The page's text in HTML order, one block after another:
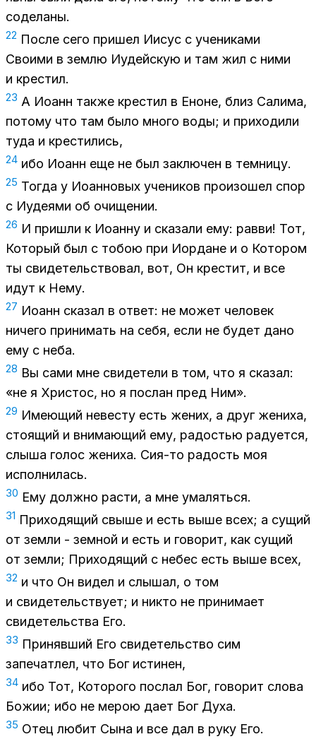
со­де­ла­ны.
22 По­сле сего при­шел Иисус с уче­ни­ка­ми
Сво­и­ми в зем­лю Иудей­скую и там жил с ними
и кре­стил.
23 А Иоанн так­же кре­стил в Еноне, близ Са­ли­ма,
по­то­му что там было мно­го воды; и при­хо­ди­ли
туда и кре­сти­лись,
24 ибо Иоанн еще не был за­клю­чен в тем­ни­цу.
25 То­гда у Иоан­но­вых уче­ни­ков про­изо­шел спор
с Иуде­я­ми об очи­ще­нии.
26 И при­шли к Иоан­ну и ска­за­ли ему: рав­ви! Тот,
Ко­то­рый был с то­бою при Иор­дане и о Ко­то­ром
ты сви­де­тель­ство­вал, вот, Он кре­стит, и все
идут к Нему.
27 Иоанн ска­зал в от­вет: не мо­жет че­ло­век
ни­че­го при­ни­мать на себя, если не бу­дет дано
ему с неба.
28 Вы сами мне сви­де­те­ли в том, что я ска­зал:
«не я Хри­стос, но я по­слан пред Ним».
29 Име­ю­щий неве­сту есть же­них, а друг же­ни­ха,
сто­я­щий и вни­ма­ю­щий ему, ра­до­стью ра­ду­ет­ся,
слы­ша го­лос же­ни­ха. Сия-то ра­дость моя
ис­пол­ни­лась.
30 Ему долж­но рас­ти, а мне ума­лять­ся.
31 При­хо­дя­щий свы­ше и есть выше всех; а су­щий
от зем­ли - зем­ной и есть и го­во­рит, как су­щий
от зем­ли; При­хо­дя­щий с небес есть выше всех,
32 и что Он ви­дел и слы­шал, о том
и сви­де­тель­ству­ет; и ни­кто не при­ни­ма­ет
сви­де­тель­ства Его.
33 При­няв­ший Его сви­де­тель­ство сим
за­пе­чат­лел, что Бог ис­ти­нен,
34 ибо Тот, Ко­то­ро­го по­слал Бог, го­во­рит сло­ва
Бо­жии; ибо не ме­рою дает Бог Духа.
35 Отец лю­бит Сына и все дал в руку Его.